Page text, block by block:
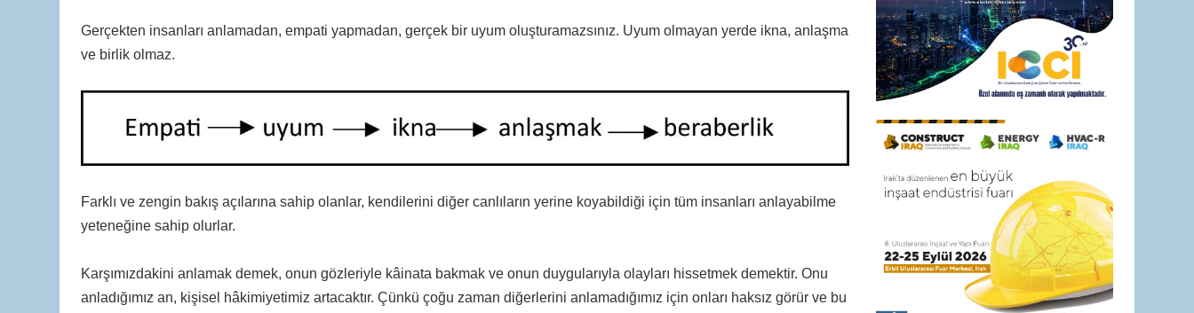
Gerçekten insanları anlamadan, empati yapmadan, gerçek bir uyum oluşturamazsınız. Uyum olmayan yerde ikna, anlaşma
ve birlik olmaz.
Farklı ve zengin bakış açılarına sahip olanlar, kendilerini diğer canlıların yerine koyabildiği için tüm insanları anlayabilme
yeteneğine sahip olurlar.
Karşımızdakini anlamak demek, onun gözleriyle kâinata bakmak ve onun duygularıyla olayları hissetmek demektir. Onu
anladığımız an, kişisel hâkimiyetimiz artacaktır. Çünkü çoğu zaman diğerlerini anlamadığımız için onları haksız görür ve bu